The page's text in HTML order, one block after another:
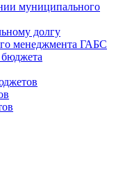
муниципального
долгу
менеджмента ГАБС